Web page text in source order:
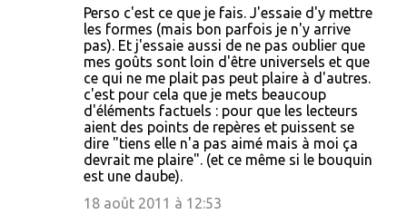
Perso c'est ce que je fais. J'essaie d'y mettre
les formes (mais bon parfois je n'y arrive
pas). Et j'essaie aussi de ne pas oublier que
mes goûts sont loin d'être universels et que
ce qui ne me plait pas peut plaire à d'autres.
c'est pour cela que je mets beaucoup
d'éléments factuels : pour que les lecteurs
aient des points de repères et puissent se
dire "tiens elle n'a pas aimé mais à moi ça
devrait me plaire". (et ce même si le bouquin
est une daube).
18 août 2011 à 12:53